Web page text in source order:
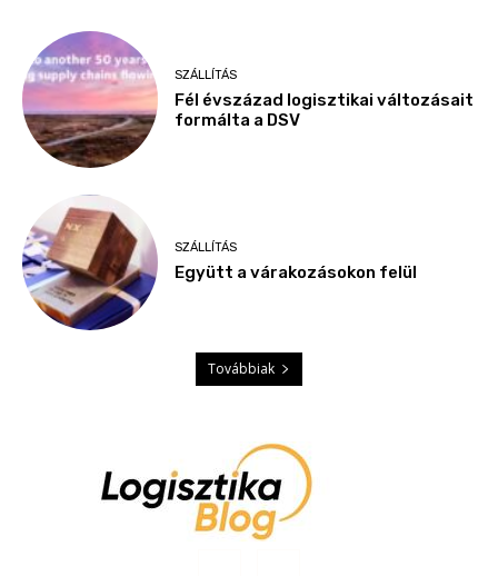
SZÁLLÍTÁS
Fél évszázad logisztikai változásait
formálta a DSV
SZÁLLÍTÁS
Együtt a várakozásokon felül
Továbbiak